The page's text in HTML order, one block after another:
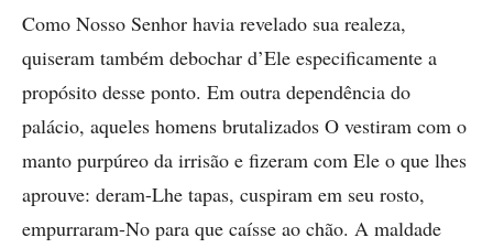
Como Nosso Senhor havia revelado sua realeza,
quiseram também debochar d’Ele especificamente a
propósito desse ponto. Em outra dependência do
palácio, aqueles homens brutalizados O vestiram com o
manto purpúreo da irrisão e fizeram com Ele o que lhes
aprouve: deram-Lhe tapas, cuspiram em seu rosto,
empurraram-No para que caísse ao chão. A maldade